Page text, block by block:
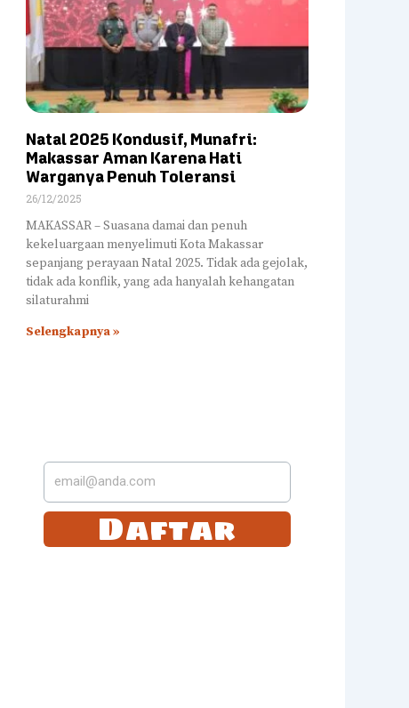
Natal 2025 Kondusif, Munafri:
Makassar Aman Karena Hati
Warganya Penuh Toleransi
26/12/2025
MAKASSAR – Suasana damai dan penuh
kekeluargaan menyelimuti Kota Makassar
sepanjang perayaan Natal 2025. Tidak ada gejolak,
tidak ada konflik, yang ada hanyalah kehangatan
silaturahmi
Selengkapnya »
Daftar